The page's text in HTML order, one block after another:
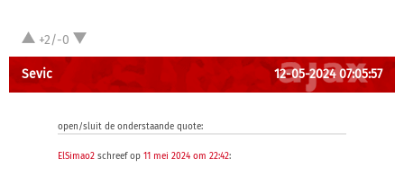
+2/-0
Sevic 12-05-2024 07:05:57
open/sluit de onderstaande quote:
ElSimao2 schreef op 11 mei 2024 om 22:42: